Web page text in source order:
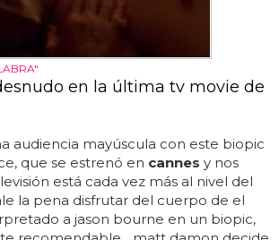
en la última tv movie de
audiencia mayúscula con este biopic
que se estrenó en cannes y nos
está cada vez más al nivel del
la pena disfrutar del cuerpo de el
a jason bourne en un biopic,